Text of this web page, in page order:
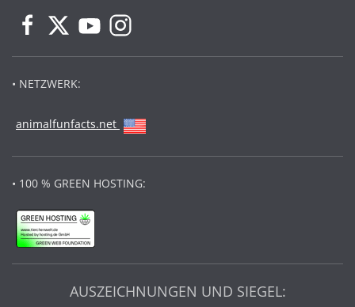
• NETZWERK:
animalfunfacts.net
• 100 % GREEN HOSTING:
AUSZEICHNUNGEN UND SIEGEL: